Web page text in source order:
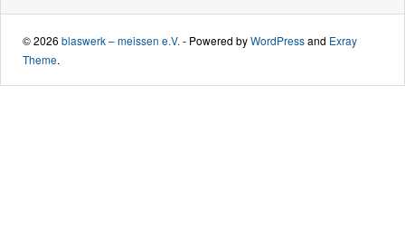
© 2026 blaswerk – meissen e.V. - Powered byWordPressand Exray
Theme.